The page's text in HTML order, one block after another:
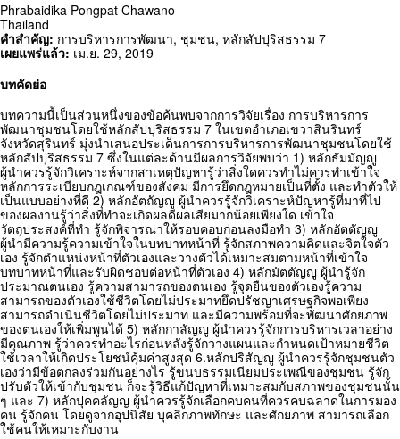
Phrabaidika Pongpat Chawano
Thailand
คำสำคัญ: การบริหารการพัฒนา, ชุมชน, หลักสัปปุริสธรรม 7
เผยแพร่แล้ว: เม.ย. 29, 2019
บทคัดย่อ
บทความนี้เป็นส่วนหนึ่งของข้อค้นพบจากการวิจัยเรื่อง การบริหารการ
พัฒนาชุมชนโดยใช้หลักสัปปุริสธรรม 7 ในเขตอำเภอเขวาสินรินทร์
จังหวัดสุรินทร์ มุ่งนำเสนอประเด็นการการบริหารการพัฒนาชุมชนโดยใช้
หลักสัปปุริสธรรม 7 ซึ่งในแต่ละด้านมีผลการวิจัยพบว่า 1) หลักธัมมัญญู
ผู้นำควรรู้จักวิเคราะห์จากสาเหตุปัญหารู้ว่าสิ่งใดควรทำไม่ควรทำเข้าใจ
หลักการระเบียบกฎเกณฑ์ของสังคม มีการยึดกฎหมายเป็นที่ตั้ง และทำตัวให้
เป็นแบบอย่างที่ดี 2) หลักอัตถัญญู ผู้นำควรรู้จักวิเคราะห์ปัญหารู้ที่มาที่ไป
ของผลงานรู้ว่าสิ่งที่ทำจะเกิดผลดีผลเสียมากน้อยเพียงใด เข้าใจ
วัตถุประสงค์ที่ทำ รู้จักพิจารณาให้รอบคอบก่อนลงมือทำ 3) หลักอัตตัญญู
ผู้นำมีความรู้ความเข้าใจในบทบาทหน้าที่ รู้จักสภาพความคิดและจิตใจตัว
เอง รู้จักตำแหน่งหน้าที่ตัวเองและวางตัวได้เหมาะสมตามหน้าที่เข้าใจ
บทบาทหน้าที่และรับผิดชอบต่อหน้าที่ตัวเอง 4) หลักมัตตัญญู ผู้นำรู้จัก
ประมาณตนเอง รู้ความสามารถของตนเอง รู้จุดยืนของตัวเองรู้ความ
สามารถของตัวเองใช้ชีวิตโดยไม่ประมาทยึดปรัชญาเศรษฐกิจพอเพียง
สามารถดำเนินชีวิตโดยไม่ประมาท และมีความพร้อมที่จะพัฒนาศักยภาพ
ของตนเองให้เพิ่มพูนได้ 5) หลักกาลัญญู ผู้นำควรรู้จักการบริหารเวลาอย่าง
มีคุณภาพ รู้ว่าควรทำอะไรก่อนหลังรู้จักวางแผนและกำหนดเป้าหมายชีวิต
ใช้เวลาให้เกิดประโยชน์คุ้มค่าสูงสุด 6.หลักปริสัญญู ผู้นำควรรู้จักชุมชนตัว
เองว่ามีข้อตกลงร่วมกันอย่างไร รู้ขนบธรรมเนียมประเพณีของชุมชน รู้จัก
ปรับตัวให้เข้ากับชุมชน ก็จะรู้วิธีแก้ปัญหาที่เหมาะสมกับสภาพของชุมชนนั้น
ๆ และ 7) หลักปุคคลัญญ ผู้นำควรรู้จักเลือกคบคนที่ควรคบฉลาดในการมอง
คน รู้จักคน โดยดูจากอุปนิสัย บุคลิกภาพทักษะ และศักยภาพ สามารถเลือก
ใช้คนให้เหมาะกับงาน